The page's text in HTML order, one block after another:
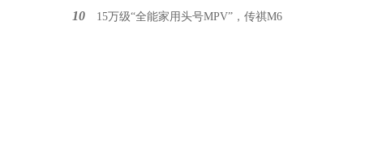
10 15万级“全能家用头号MPV”，传祺M6